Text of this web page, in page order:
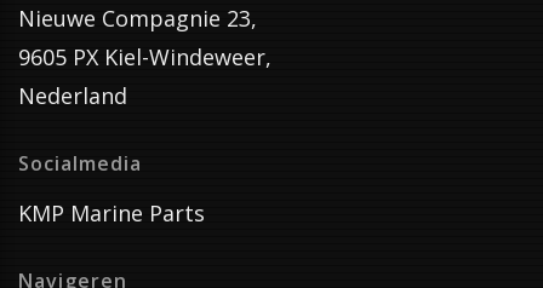
Nieuwe Compagnie 23,
9605 PX Kiel-Windeweer,
Nederland
Socialmedia
KMP Marine Parts
Navigeren